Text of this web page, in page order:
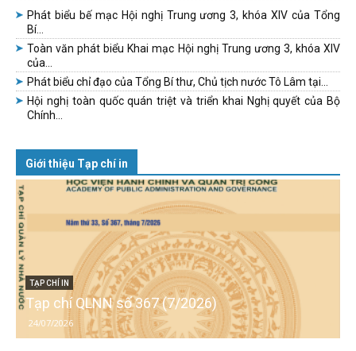
Phát biểu bế mạc Hội nghị Trung ương 3, khóa XIV của Tổng
Bí...
Toàn văn phát biểu Khai mạc Hội nghị Trung ương 3, khóa XIV
của...
Phát biểu chỉ đạo của Tổng Bí thư, Chủ tịch nước Tô Lâm tại...
Hội nghị toàn quốc quán triệt và triển khai Nghị quyết của Bộ
Chính...
Giới thiệu Tạp chí in
TẠP CHÍ IN
Tạp chí QLNN số 367 (7/2026)
24/07/2026